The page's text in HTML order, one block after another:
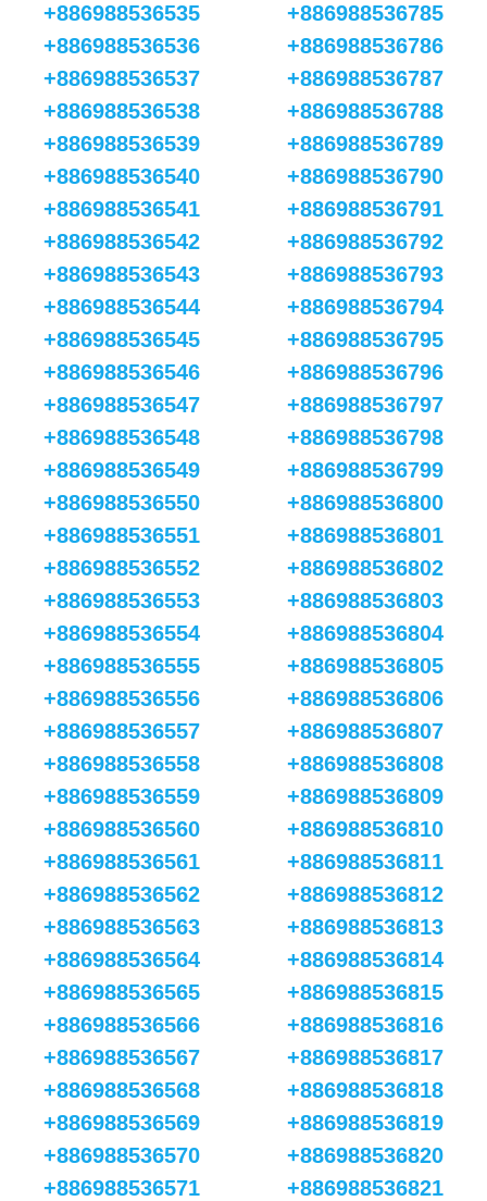
+886988536535
+886988536536
+886988536537
+886988536538
+886988536539
+886988536540
+886988536541
+886988536542
+886988536543
+886988536544
+886988536545
+886988536546
+886988536547
+886988536548
+886988536549
+886988536550
+886988536551
+886988536552
+886988536553
+886988536554
+886988536555
+886988536556
+886988536557
+886988536558
+886988536559
+886988536560
+886988536561
+886988536562
+886988536563
+886988536564
+886988536565
+886988536566
+886988536567
+886988536568
+886988536569
+886988536570
+886988536571
+886988536785
+886988536786
+886988536787
+886988536788
+886988536789
+886988536790
+886988536791
+886988536792
+886988536793
+886988536794
+886988536795
+886988536796
+886988536797
+886988536798
+886988536799
+886988536800
+886988536801
+886988536802
+886988536803
+886988536804
+886988536805
+886988536806
+886988536807
+886988536808
+886988536809
+886988536810
+886988536811
+886988536812
+886988536813
+886988536814
+886988536815
+886988536816
+886988536817
+886988536818
+886988536819
+886988536820
+886988536821